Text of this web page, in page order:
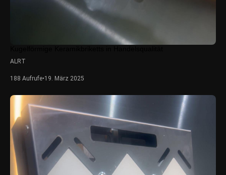
ALRT
188 Aufrufe•19. März 2025